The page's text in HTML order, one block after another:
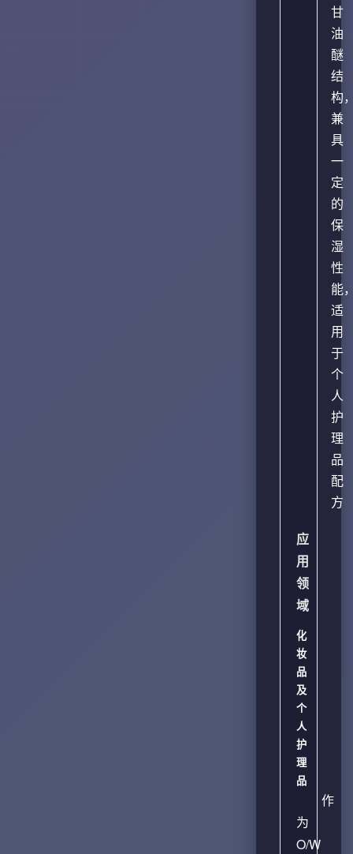
甘
油
醚
结
构
兼
具
一
定
的
保
湿
性
能
适
用
于
个
人
护
理
品
配
方
应
用
领
域
化
妆
品
及
个
人
护
理
品
作
为
O/W